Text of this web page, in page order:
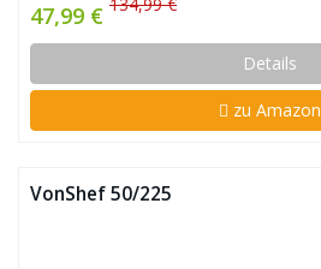
47,99 €
Details
zu Amazon
VonShef 50/225